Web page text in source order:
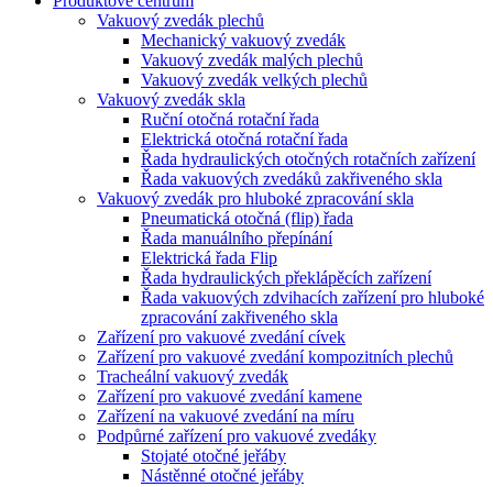
Vakuový zvedák plechů
Mechanický vakuový zvedák
Vakuový zvedák malých plechů
Vakuový zvedák velkých plechů
Vakuový zvedák skla
Ruční otočná rotační řada
Elektrická otočná rotační řada
Řada hydraulických otočných rotačních zařízení
Řada vakuových zvedáků zakřiveného skla
Vakuový zvedák pro hluboké zpracování skla
Pneumatická otočná (flip) řada
Řada manuálního přepínání
Elektrická řada Flip
Řada hydraulických překlápěcích zařízení
Řada vakuových zdvihacích zařízení pro hluboké
zpracování zakřiveného skla
Zařízení pro vakuové zvedání cívek
Zařízení pro vakuové zvedání kompozitních plechů
Tracheální vakuový zvedák
Zařízení pro vakuové zvedání kamene
Zařízení na vakuové zvedání na míru
Podpůrné zařízení pro vakuové zvedáky
Stojaté otočné jeřáby
Nástěnné otočné jeřáby